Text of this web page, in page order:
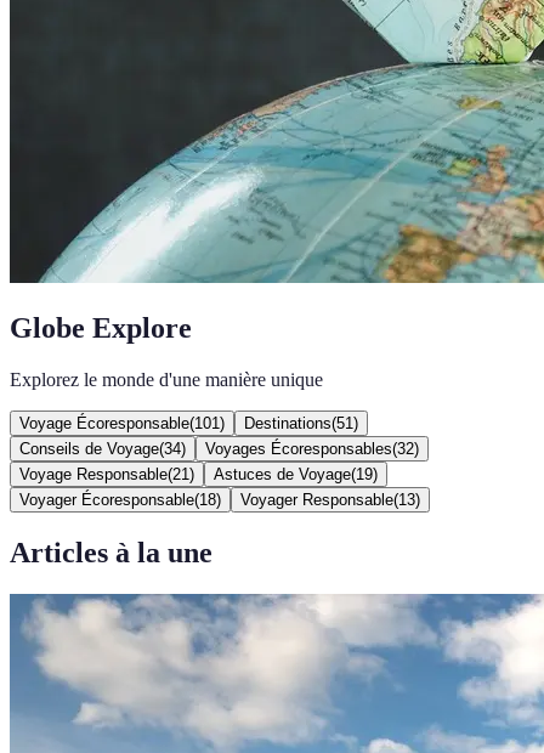
Globe Explore
Explorez le monde d'une manière unique
Voyage Écoresponsable(101 ) Destinations(51 )
Conseils de Voyage(34) Voyages Écoresponsables(32)
Voyage Responsable(21 ) Astuces de Voyage(19)
Voyager Écoresponsable(18) Voyager Responsable(13)
Articles à la une